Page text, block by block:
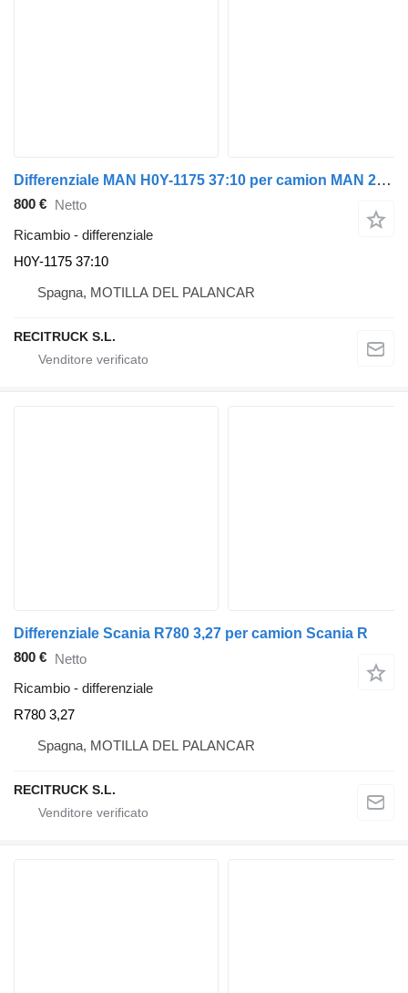
Differenziale MAN H0Y-1175 37:10 per camion MAN 24.400
800 €
Netto
Ricambio - differenziale
H0Y-1175 37:10
Spagna, MOTILLA DEL PALANCAR
RECITRUCK S.L.
Differenziale Scania R780 3,27 per camion Scania R
800 € Netto
Ricambio - differenziale
R780 3,27
Spagna, MOTILLA DEL PALANCAR
RECITRUCK S.L.